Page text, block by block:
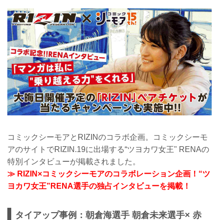
コミックシーモアとRIZINのコラボ企画。コミックシーモ
アのサイトでRIZIN.19に出場する“ツヨカワ女王" RENAの
特別インタビューが掲載されました。
≫ RIZIN×コミックシーモアのコラボレーション企画！“ツ
ヨカワ女王”RENA選手の独占インタビューを掲載！
タイアップ事例：朝倉海選手 朝倉未来選手× 赤